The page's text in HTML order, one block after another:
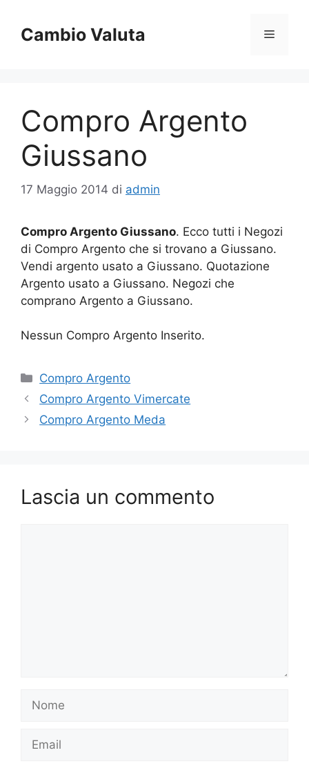
contenuto
Cambio Valuta Menu
Compro Argento
Giussano
17 Maggio 2014 di admin
Compro Argento Giussano. Ecco tutti i Negozi
di Compro Argento che si trovano a Giussano.
Vendi argento usato a Giussano. Quotazione
Argento usato a Giussano. Negozi che
comprano Argento a Giussano.
Nessun Compro Argento Inserito.
Categorie
Compro Argento
Compro Argento Vimercate
Compro Argento Meda
Lascia un commento
Nome
Email